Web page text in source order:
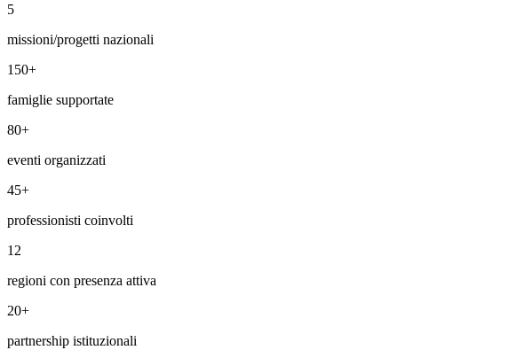
5
missioni/progetti nazionali
150+
famiglie supportate
80+
eventi organizzati
45+
professionisti coinvolti
12
regioni con presenza attiva
20+
partnership istituzionali